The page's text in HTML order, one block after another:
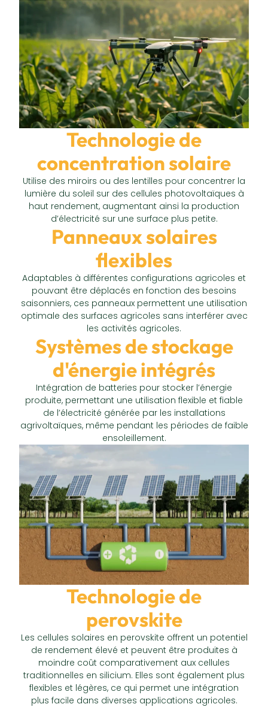
Technologie de
concentration solaire
Utilise des miroirs ou des lentilles pour concentrer la
lumière du soleil sur des cellules photovoltaïques à
haut rendement, augmentant ainsi la production
d’électricité sur une surface plus petite.
Panneaux solaires
flexibles
Adaptables à différentes configurations agricoles et
pouvant être déplacés en fonction des besoins
saisonniers, ces panneaux permettent une utilisation
optimale des surfaces agricoles sans interférer avec
les activités agricoles.
Systèmes de stockage
d'énergie intégrés
Intégration de batteries pour stocker l’énergie
produite, permettant une utilisation flexible et fiable
de l’électricité générée par les installations
agrivoltaïques, même pendant les périodes de faible
ensoleillement.
Technologie de
perovskite
Les cellules solaires en perovskite offrent un potentiel
de rendement élevé et peuvent être produites à
moindre coût comparativement aux cellules
traditionnelles en silicium. Elles sont également plus
flexibles et légères, ce qui permet une intégration
plus facile dans diverses applications agricoles.